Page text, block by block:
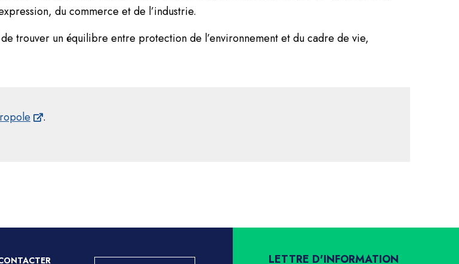
du commerce et de l’industrie.
trouver un équilibre entre protection de l’environnement et du cadre de vie,
.
LETTRE D'INFORMATION